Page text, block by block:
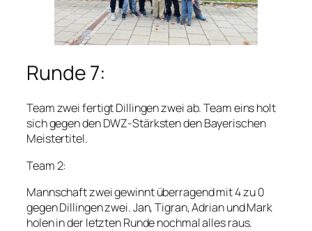
Runde 7:
Team zwei fertigt Dillingen zwei ab. Team eins holt
sich gegen den DWZ-Stärksten den Bayerischen
Meistertitel.
Team 2:
Mannschaft zwei gewinnt überragend mit 4 zu 0
gegen Dillingen zwei. Jan, Tigran, Adrian und Mark
holen in der letzten Runde nochmal alles raus.